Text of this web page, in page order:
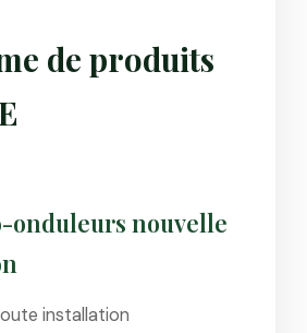
de produits
onduleurs nouvelle
installation